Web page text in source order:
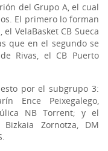
del Grupo A, el cual
El primero lo forman
VelaBasket CB Sueca
que en el segundo se
Rivas, el CB Puerto
por el subgrupo 3:
Ence Peixegalego,
NB Torrent; y el
Zornotza, DM